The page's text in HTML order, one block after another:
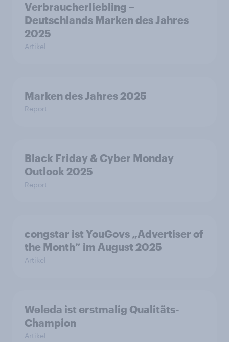
Verbraucherliebling –
Deutschlands Marken des Jahres
2025
Artikel
Marken des Jahres 2025
Report
Black Friday & Cyber Monday
Outlook 2025
Report
congstar ist YouGovs „Advertiser of
the Month” im August 2025
Artikel
Weleda ist erstmalig Qualitäts-
Champion
Artikel